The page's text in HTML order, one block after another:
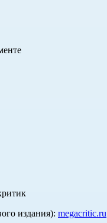
издания): megacritic.ru